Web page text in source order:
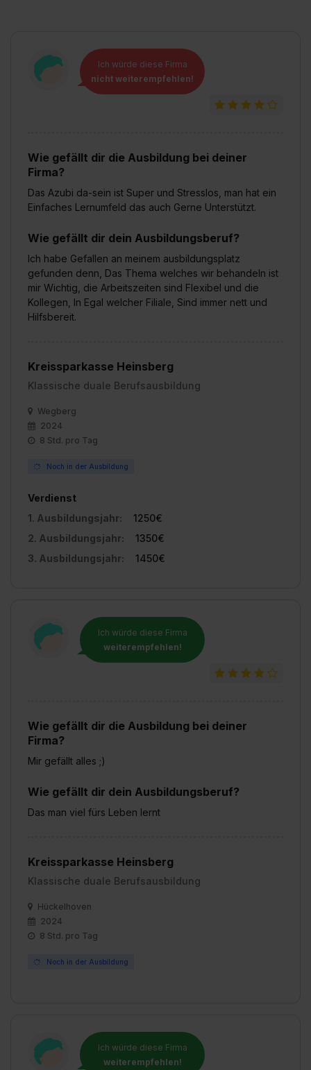
Ich würde diese Firma
nicht weiterempfehlen!
Wie gefällt dir die Ausbildung bei deiner
Firma?
Das Azubi da-sein ist Super und Stresslos, man hat ein
Einfaches Lernumfeld das auch Gerne Unterstützt.
Wie gefällt dir dein Ausbildungsberuf?
Ich habe Gefallen an meinem ausbildungsplatz
gefunden denn, Das Thema welches wir behandeln ist
mir Wichtig, die Arbeitszeiten sind Flexibel und die
Kollegen, In Egal welcher Filiale, Sind immer nett und
Hilfsbereit.
Kreissparkasse Heinsberg
Klassische duale Berufsausbildung
Wegberg
2024
8 Std. pro Tag
Noch in der Ausbildung
Verdienst
1. Ausbildungsjahr:
1250€
2. Ausbildungsjahr:
1350€
3. Ausbildungsjahr:
1450€
Ich würde diese Firma
weiterempfehlen!
Wie gefällt dir die Ausbildung bei deiner
Firma?
Mir gefällt alles ;)
Wie gefällt dir dein Ausbildungsberuf?
Das man viel fürs Leben lernt
Kreissparkasse Heinsberg
Klassische duale Berufsausbildung
Hückelhoven
2024
8 Std. pro Tag
Noch in der Ausbildung
Ich würde diese Firma
weiterempfehlen!